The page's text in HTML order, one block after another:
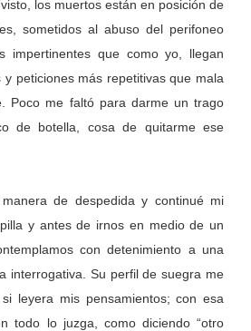
los muertos están en posición de
sometidos al abuso del perifoneo
impertinentes que como yo, llegan
peticiones más repetitivas que mala
Poco me faltó para darme un trago
de botella, cosa de quitarme ese
de despedida y continué mi
y antes de irnos en medio de un
con detenimiento a una
interrogativa. Su perfil de suegra me
leyera mis pensamientos; con esa
todo lo juzga, como diciendo “otro